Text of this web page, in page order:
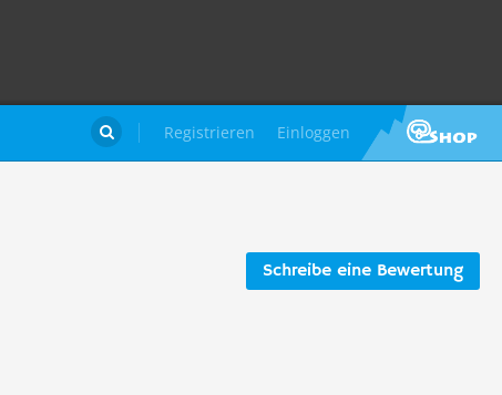
Registrieren Einloggen

Schreibe eine Bewertung